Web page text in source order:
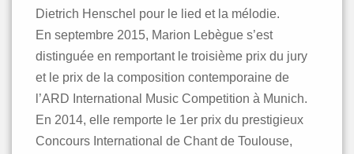
Dietrich Henschel pour le lied et la mélodie.
En septembre 2015, Marion Lebègue s’est
distinguée en remportant le troisième prix du jury
et le prix de la composition contemporaine de
l’ARD International Music Competition à Munich.
En 2014, elle remporte le 1er prix du prestigieux
Concours International de Chant de Toulouse,